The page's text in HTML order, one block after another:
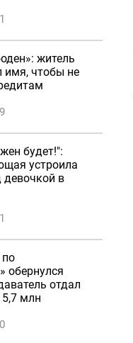
житель
имя, чтобы не
будет!":
устроила
девочкой в
обернулся
отдал
млн